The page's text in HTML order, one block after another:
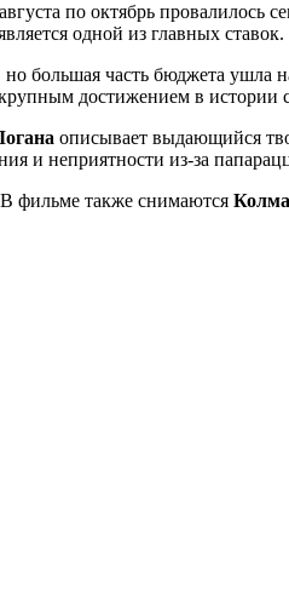
по октябрь
одной из главных ставок.
большая часть бюджета ушла
достижением в истории
описывает выдающийся
и неприятности из-за
фильме также снимаются